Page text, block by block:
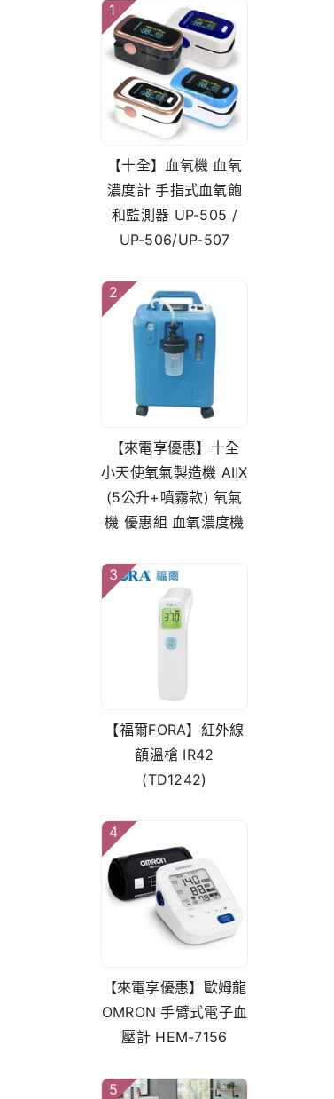
1
【十全】血氧機 血氧
濃度計 手指式血氧飽
和監測器 UP-505 /
UP-506/UP-507
2
【來電享優惠】十全
小天使氧氣製造機 AⅡX
(5公升+噴霧款) 氧氣
機 優惠組 血氧濃度機
3
【福爾FORA】紅外線
額溫槍 IR42
(TD1242)
4
【來電享優惠】歐姆龍
OMRON 手臂式電子血
壓計 HEM-7156
5